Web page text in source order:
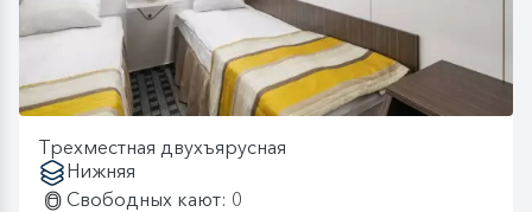
Трехместная двухъярусная
Нижняя
Свободных кают: 0